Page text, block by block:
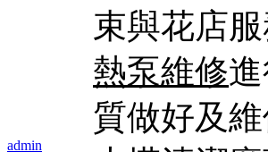
admin
束與花店服
熱泵維修
質做好及